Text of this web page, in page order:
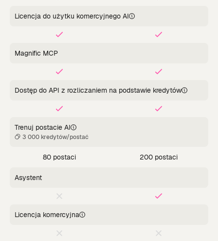
Licencja do użytku komercyjnego AI
Magnific MCP
Dostęp do API z rozliczaniem na podstawie kredytów
Trenuj postacie AI
3 000 kredytów/postać
80 postaci 200 postaci
Asystent
Licencja komercyjna